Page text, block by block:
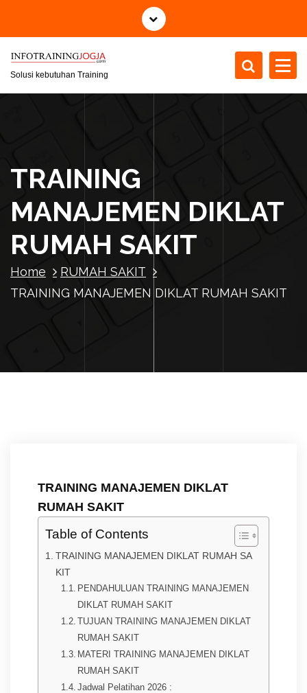
i
Solusi kebutuhan Training
TRAINING
MANAJEMEN DIKLAT
RUMAH SAKIT
Home
RUMAH SAKIT
TRAINING MANAJEMEN DIKLAT RUMAH SAKIT
TRAINING MANAJEMEN DIKLAT
RUMAH SAKIT
Table of Contents
TRAINING MANAJEMEN DIKLAT RUMAH SA
KIT
PENDAHULUAN TRAINING MANAJEMEN
DIKLAT RUMAH SAKIT
TUJUAN TRAINING MANAJEMEN DIKLAT
RUMAH SAKIT
MATERI TRAINING MANAJEMEN DIKLAT
RUMAH SAKIT
Jadwal Pelatihan 2026 :